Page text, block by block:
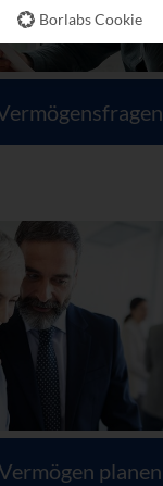
planen
Borlabs Cookie